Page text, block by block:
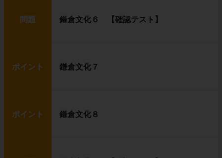
問題 鎌倉文化６ 【確認テスト】
ポイント 鎌倉文化７
ポイント 鎌倉文化８